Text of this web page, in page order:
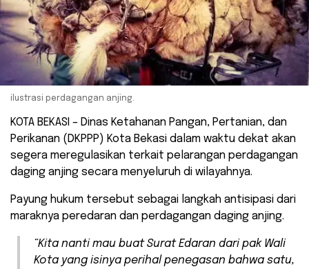
ilustrasi perdagangan anjing.
KOTA BEKASI – Dinas Ketahanan Pangan, Pertanian, dan
Perikanan (DKPPP) Kota Bekasi dalam waktu dekat akan
segera meregulasikan terkait pelarangan perdagangan
daging anjing secara menyeluruh di wilayahnya.
Payung hukum tersebut sebagai langkah antisipasi dari
maraknya peredaran dan perdagangan daging anjing.
“Kita nanti mau buat Surat Edaran dari pak Wali
Kota yang isinya perihal penegasan bahwa satu,